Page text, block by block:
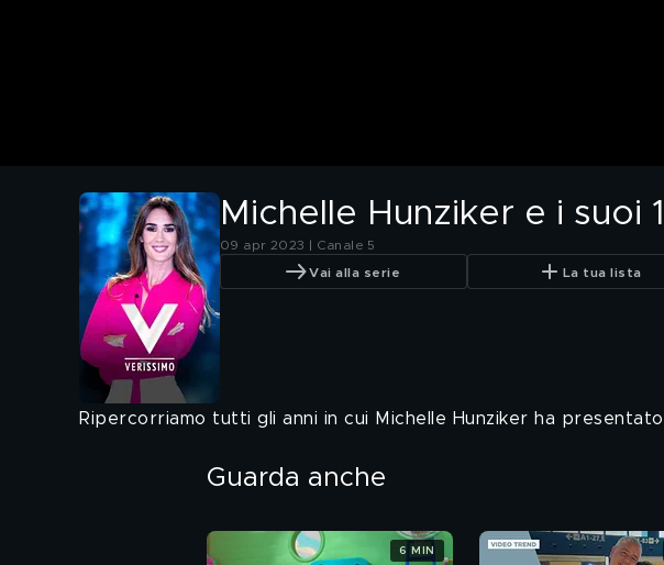
Michelle Hunziker e i suoi
09 apr 2023 | Canale 5
Vai alla serie La tua lista
Ripercorriamo tutti gli anni in cui Michelle Hunziker ha
Guarda anche
6 MIN